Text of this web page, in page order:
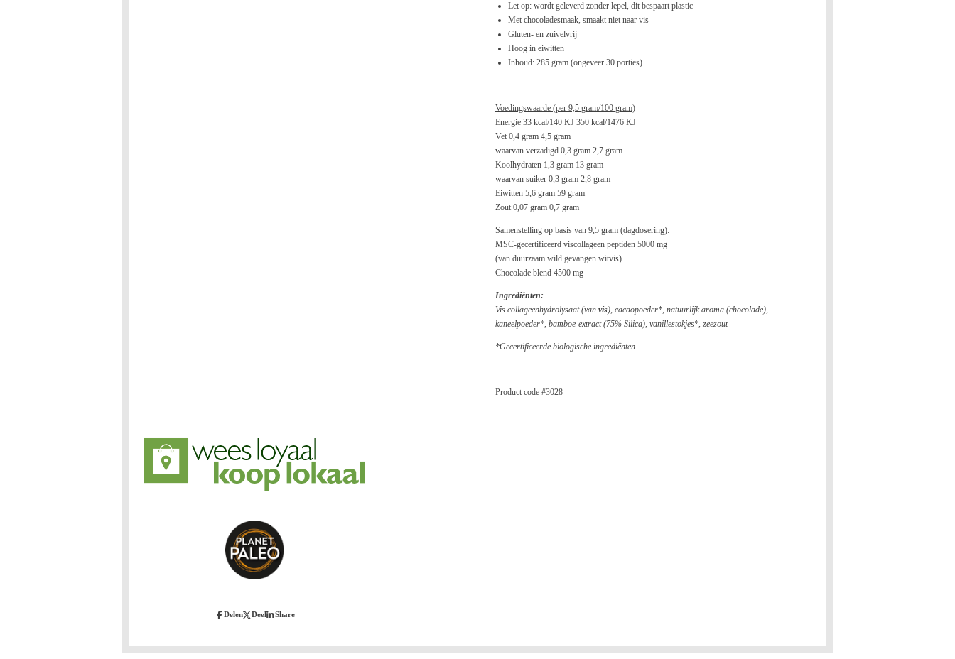
Let op: wordt geleverd zonder lepel, dit bespaart plastic
Met chocoladesmaak, smaakt niet naar vis
Gluten- en zuivelvrij
Hoog in eiwitten
Inhoud: 285 gram (ongeveer 30 porties)
Voedingswaarde (per 9,5 gram/100 gram)
Energie 33 kcal/140 KJ 350 kcal/1476 KJ
Vet 0,4 gram 4,5 gram
waarvan verzadigd 0,3 gram 2,7 gram
Koolhydraten 1,3 gram 13 gram
waarvan suiker 0,3 gram 2,8 gram
Eiwitten 5,6 gram 59 gram
Zout 0,07 gram 0,7 gram
Samenstelling op basis van 9,5 gram (dagdosering):
MSC-gecertificeerd viscollageen peptiden 5000 mg
(van duurzaam wild gevangen witvis)
Chocolade blend 4500 mg
Ingrediënten:
Vis collageenhydrolysaat (van vis), cacaopoeder*, natuurlijk aroma (chocolade),
kaneelpoeder*, bamboe-extract (75% Silica), vanillestokjes*, zeezout
*Gecertificeerde biologische ingrediënten
Product code #3028
Delen Deel Share